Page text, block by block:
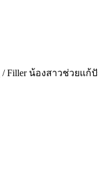
/ Filler น้องสาวช่วยแ